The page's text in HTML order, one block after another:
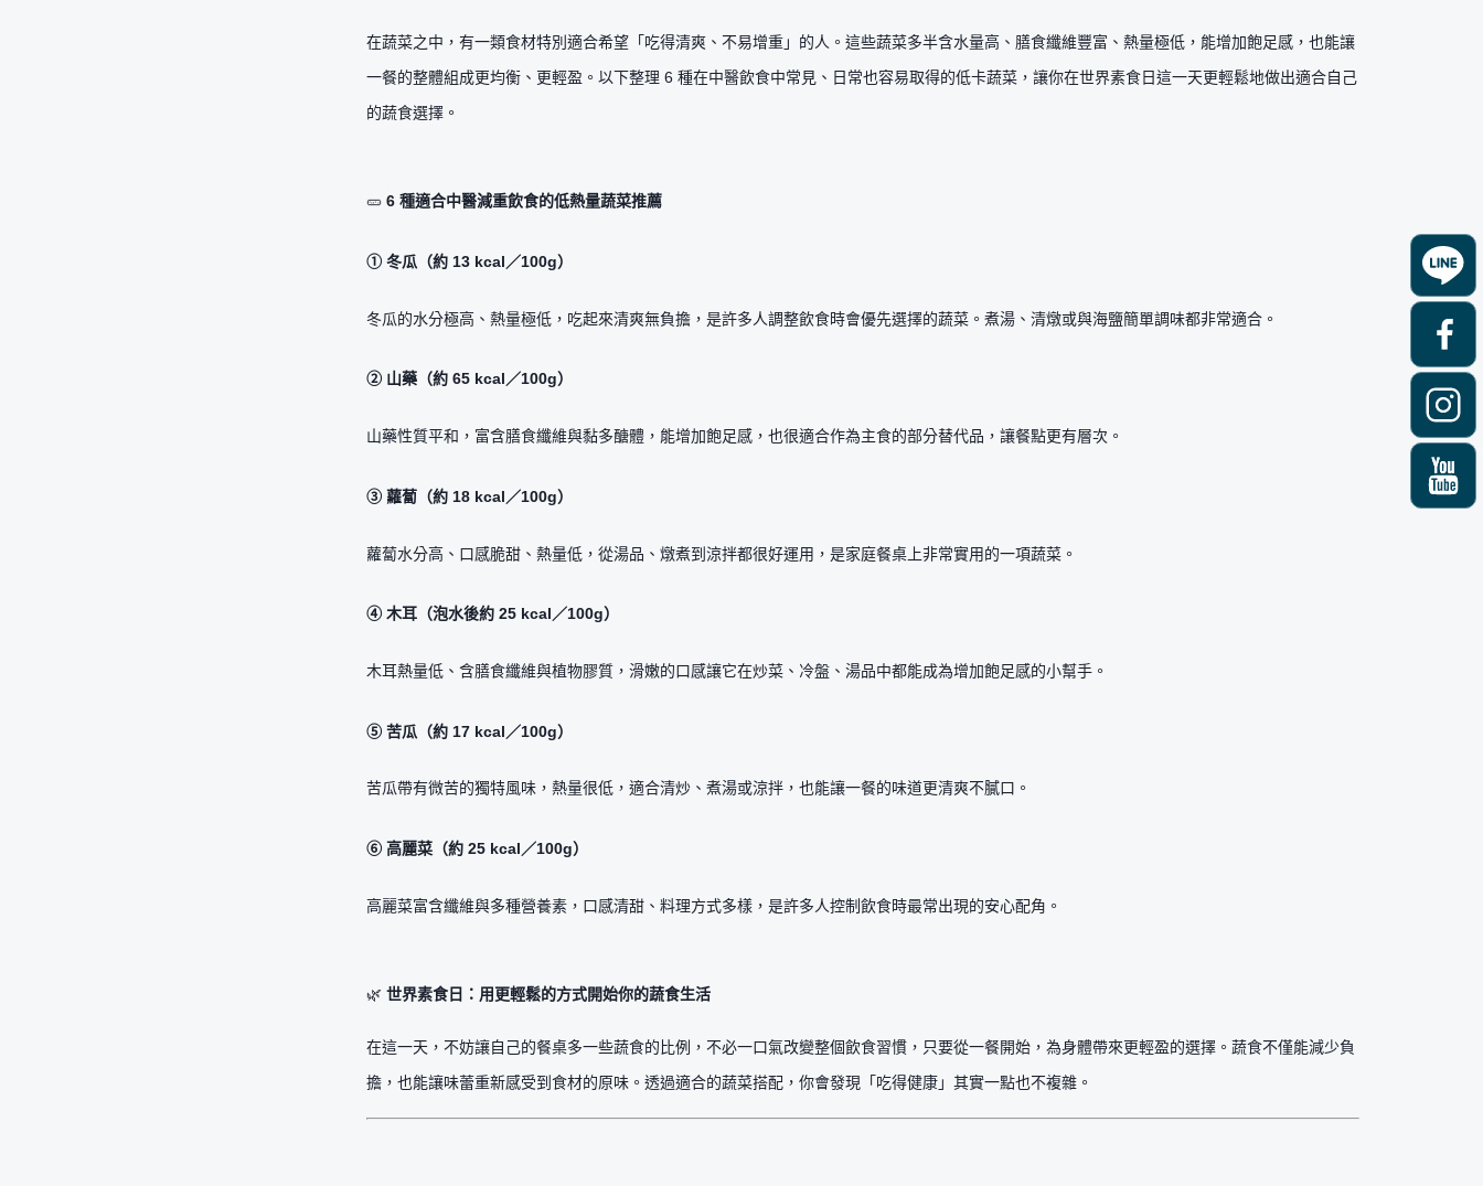
在蔬菜之中，有一類食材特別適合希望「吃得清爽、不易增重」的人。這些蔬菜多半含水量高、膳食纖維豐富、熱量極低，能增加飽足感，也能讓
一餐的整體組成更均衡、更輕盈。以下整理 6 種在中醫飲食中常見、日常也容易取得的低卡蔬菜，讓你在世界素食日這一天更輕鬆地做出適合自己
的蔬食選擇。
🥒6 種適合中醫減重飲食的低熱量蔬菜推薦
① 冬瓜（約 13 kcal／100g）
冬瓜的水分極高、熱量極低，吃起來清爽無負擔，是許多人調整飲食時會優先選擇的蔬菜。煮湯、清燉或與海鹽簡單調味都非常適合。
② 山藥（約 65 kcal／100g）
山藥性質平和，富含膳食纖維與黏多醣體，能增加飽足感，也很適合作為主食的部分替代品，讓餐點更有層次。
③ 蘿蔔（約 18 kcal／100g）
蘿蔔水分高、口感脆甜、熱量低，從湯品、燉煮到涼拌都很好運用，是家庭餐桌上非常實用的一項蔬菜。
④ 木耳（泡水後約 25 kcal／100g）
木耳熱量低、含膳食纖維與植物膠質，滑嫩的口感讓它在炒菜、冷盤、湯品中都能成為增加飽足感的小幫手。
⑤ 苦瓜（約 17 kcal／100g）
苦瓜帶有微苦的獨特風味，熱量很低，適合清炒、煮湯或涼拌，也能讓一餐的味道更清爽不膩口。
⑥ 高麗菜（約 25 kcal／100g）
高麗菜富含纖維與多種營養素，口感清甜、料理方式多樣，是許多人控制飲食時最常出現的安心配角。
🌿 世界素食日：用更輕鬆的方式開始你的蔬食生活
在這一天，不妨讓自己的餐桌多一些蔬食的比例，不必一口氣改變整個飲食習慣，只要從一餐開始，為身體帶來更輕盈的選擇。蔬食不僅能減少負
擔，也能讓味蕾重新感受到食材的原味。透過適合的蔬菜搭配，你會發現「吃得健康」其實一點也不複雜。